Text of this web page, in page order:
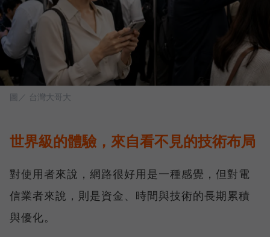
圖／ 台灣大哥大
世界級的體驗，來自看不見的技術布局
對使用者來說，網路很好用是一種感覺，但對電
信業者來說，則是資金、時間與技術的長期累積
與優化。